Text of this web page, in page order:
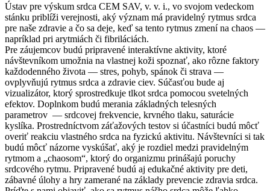
Ústav pre výskum srdca CEM SAV, v. v. i., vo svojom vedeckom
stánku priblíži verejnosti, aký význam má pravidelný rytmus srdca
pre naše zdravie a čo sa deje, keď sa tento rytmus zmení na chaos —
napríklad pri arytmiách či fibriláciách.
Pre záujemcov budú pripravené interaktívne aktivity, ktoré
návštevníkom umožnia na vlastnej koži spoznať, ako rôzne faktory
každodenného života — stres, pohyb, spánok či strava —
ovplyvňujú rytmus srdca a zdravie ciev. Súčasťou bude aj
vizualizátor, ktorý sprostredkuje tlkot srdca pomocou svetelných
efektov. Doplnkom budú merania základných telesných
parametrov — srdcovej frekvencie, krvného tlaku, saturácie
kyslíka. Prostredníctvom záťažových testov si účastníci budú môcť
overiť reakciu vlastného srdca na fyzickú aktivitu. Návštevníci si tak
budú môcť názorne vyskúšať, aký je rozdiel medzi pravidelným
rytmom a „chaosom“, ktorý do organizmu prinášajú poruchy
srdcového rytmu. Pripravené budú aj edukačné aktivity pre deti,
zábavné úlohy a hry zamerané na základy prevencie zdravia srdca.